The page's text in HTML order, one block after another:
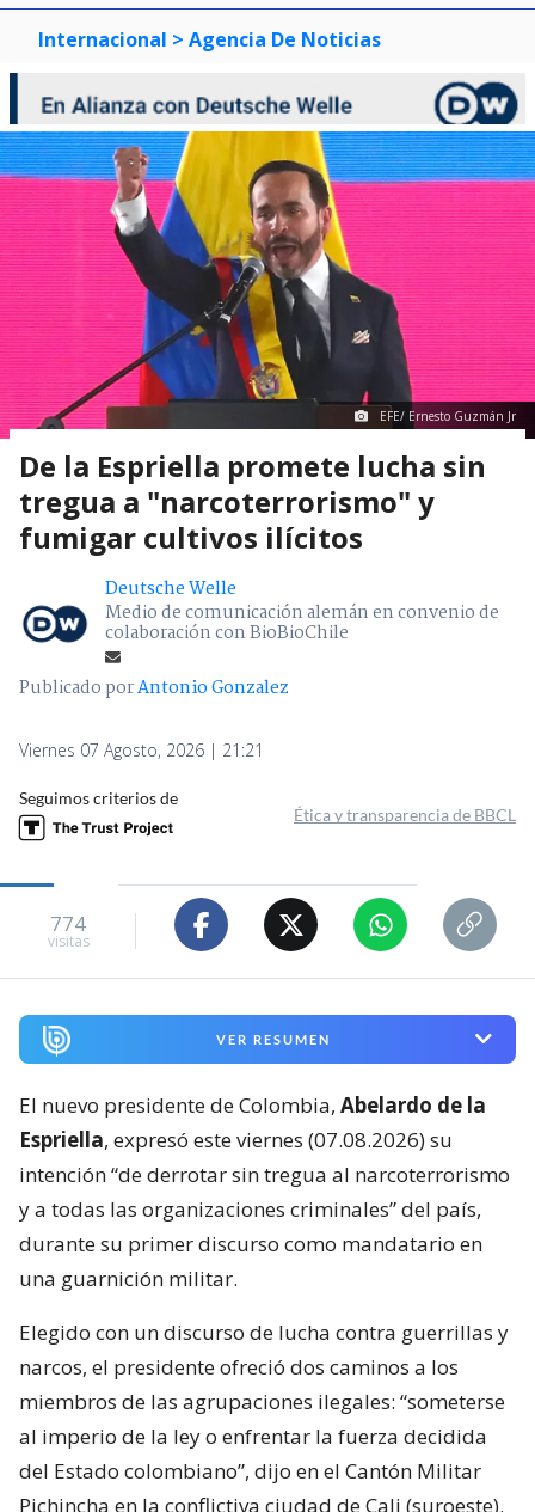
Internacional > Agencia De Noticias
EFE/ Ernesto Guzmán Jr
De la Espriella promete lucha sin
tregua a "narcoterrorismo" y
fumigar cultivos ilícitos
Deutsche Welle
Medio de comunicación alemán en convenio de
colaboración con BioBioChile
Publicado porAntonio Gonzalez
Viernes 07 Agosto, 2026 | 21:21
Seguimos criterios de
Ética y transparencia de BBCL
774
visitas
VER RESUMEN
El nuevo presidente de Colombia, Abelardo de la
Espriella, expresó este viernes (07.08.2026) su
intención “de derrotar sin tregua al narcoterrorismo
y a todas las organizaciones criminales” del país,
durante su primer discurso como mandatario en
una guarnición militar.
Elegido con un discurso de lucha contra guerrillas y
narcos, el presidente ofreció dos caminos a los
miembros de las agrupaciones ilegales: “someterse
al imperio de la ley o enfrentar la fuerza decidida
del Estado colombiano”, dijo en el Cantón Militar
Pichincha en la conflictiva ciudad de Cali (suroeste).